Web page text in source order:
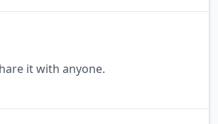
it with anyone.